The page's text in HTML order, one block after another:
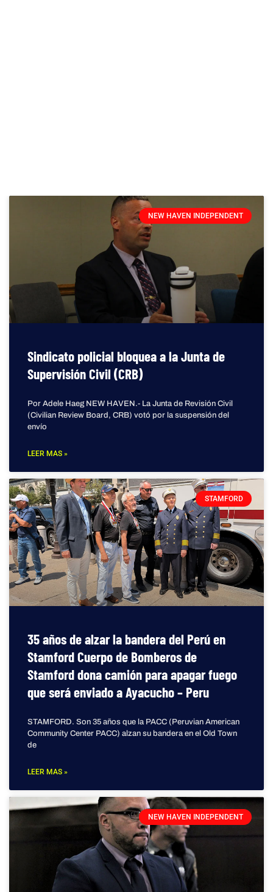
NEW HAVEN INDEPENDENT
Sindicato policial bloquea a la Junta de
Supervisión Civil (CRB)
Por Adele Haeg NEW HAVEN.- La Junta de Revisión Civil
(Civilian Review Board, CRB) votó por la suspensión del
envío
LEER MAS »
STAMFORD
35 años de alzar la bandera del Perú en
Stamford Cuerpo de Bomberos de
Stamford dona camión para apagar fuego
que será enviado a Ayacucho – Peru
STAMFORD. Son 35 años que la PACC (Peruvian American
Community Center PACC) alzan su bandera en el Old Town
de
LEER MAS »
NEW HAVEN INDEPENDENT